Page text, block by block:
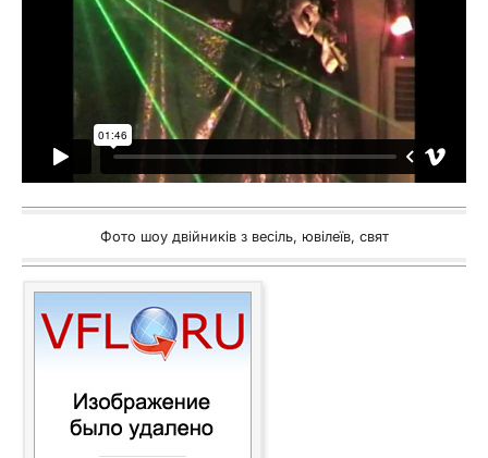
Фото шоу двійників з весіль, ювілеїв, свят